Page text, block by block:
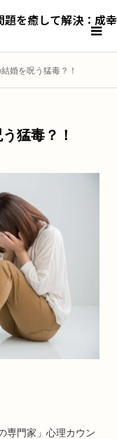
を癒して解決：成幸
婚を呪う猛毒？！
猛毒？！
専門家」心理カウン